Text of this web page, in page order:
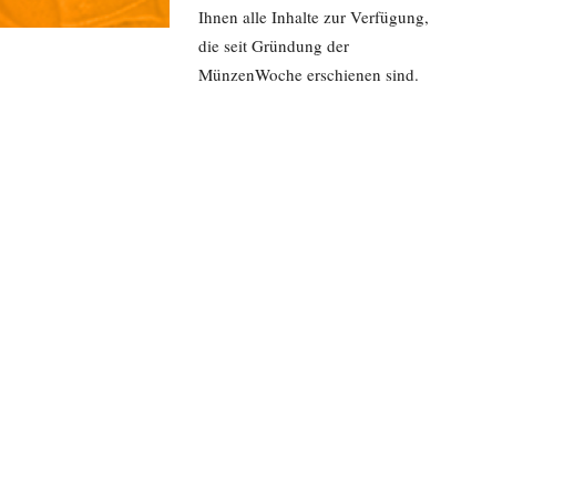
Ihnen alle Inhalte zur Verfügung,
die seit Gründung der
MünzenWoche erschienen sind.